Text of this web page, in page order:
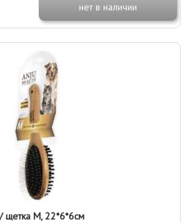
нет в наличии
щетка М, 22*6*6см